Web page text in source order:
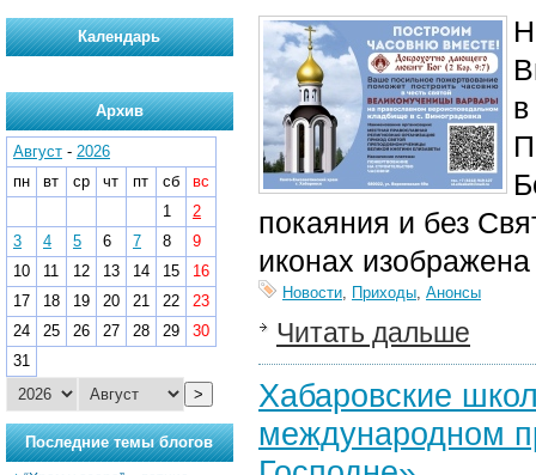
покаяния и без
иконах
Новости, Приходы, Анонсы
Читать дальше
Хабаровские
международном
Календарь
Архив
Август - 2026
пн
вт ср чт пт сб
вс
1
2
3
4 5 6 7 8
9
10
11 12 13 14 15
16
17
18 19 20 21 22
23
24
25 26 27 28 29
30
31
>
Последние темы блогов